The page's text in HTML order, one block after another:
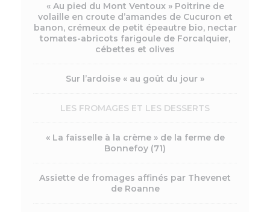
« Au pied du Mont Ventoux » Poitrine de
volaille en croute d’amandes de Cucuron et
banon, crémeux de petit épeautre bio, nectar
tomates-abricots farigoule de Forcalquier,
cébettes et olives
Sur l’ardoise « au goût du jour »
LES FROMAGES ET LES DESSERTS
« La faisselle à la crème » de la ferme de
Bonnefoy (71)
Assiette de fromages affinés par Thevenet
de Roanne